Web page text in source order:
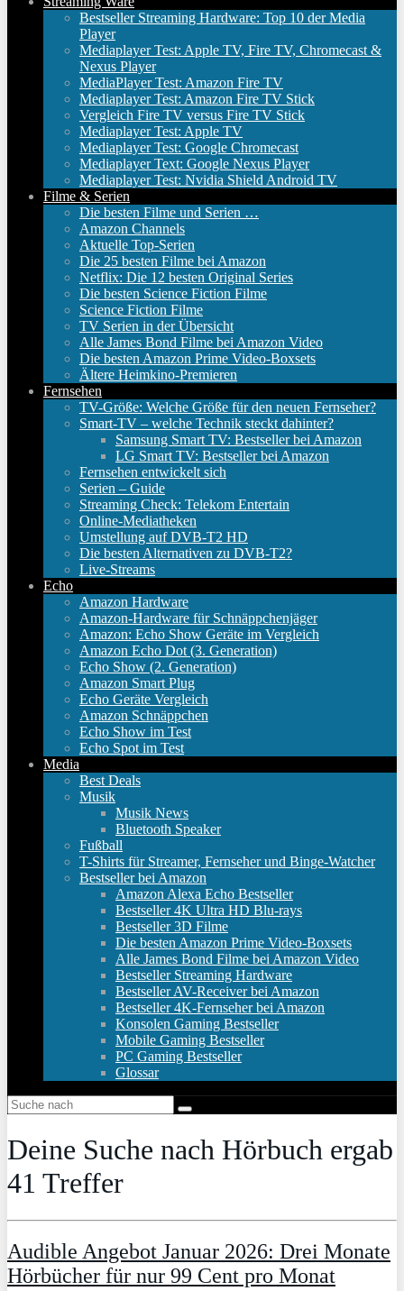
Bestseller Streaming Hardware: Top 10 der Media
Player
Mediaplayer Test: Apple TV, Fire TV, Chromecast &
Nexus Player
MediaPlayer Test: Amazon Fire TV
Mediaplayer Test: Amazon Fire TV Stick
Vergleich Fire TV versus Fire TV Stick
Mediaplayer Test: Apple TV
Mediaplayer Test: Google Chromecast
Mediaplayer Text: Google Nexus Player
Mediaplayer Test: Nvidia Shield Android TV
Filme & Serien
Die besten Filme und Serien …
Amazon Channels
Aktuelle Top-Serien
Die 25 besten Filme bei Amazon
Netflix: Die 12 besten Original Series
Die besten Science Fiction Filme
Science Fiction Filme
TV Serien in der Übersicht
Alle James Bond Filme bei Amazon Video
Die besten Amazon Prime Video-Boxsets
Ältere Heimkino-Premieren
Fernsehen
TV-Größe: Welche Größe für den neuen Fernseher?
Smart-TV – welche Technik steckt dahinter?
Samsung Smart TV: Bestseller bei Amazon
LG Smart TV: Bestseller bei Amazon
Fernsehen entwickelt sich
Serien – Guide
Streaming Check: Telekom Entertain
Online-Mediatheken
Umstellung auf DVB-T2 HD
Die besten Alternativen zu DVB-T2?
Live-Streams
Echo
Amazon Hardware
Amazon-Hardware für Schnäppchenjäger
Amazon: Echo Show Geräte im Vergleich
Amazon Echo Dot (3. Generation)
Echo Show (2. Generation)
Amazon Smart Plug
Echo Geräte Vergleich
Amazon Schnäppchen
Echo Show im Test
Echo Spot im Test
Media
Best Deals
Musik
Musik News
Bluetooth Speaker
Fußball
T-Shirts für Streamer, Fernseher und Binge-Watcher
Bestseller bei Amazon
Amazon Alexa Echo Bestseller
Bestseller 4K Ultra HD Blu-rays
Bestseller 3D Filme
Die besten Amazon Prime Video-Boxsets
Alle James Bond Filme bei Amazon Video
Bestseller Streaming Hardware
Bestseller AV-Receiver bei Amazon
Bestseller 4K-Fernseher bei Amazon
Konsolen Gaming Bestseller
Mobile Gaming Bestseller
PC Gaming Bestseller
Glossar
Deine Suche nach Hörbuch ergab
41 Treffer
Audible Angebot Januar 2026: Drei Monate
Hörbücher für nur 99 Cent pro Monat